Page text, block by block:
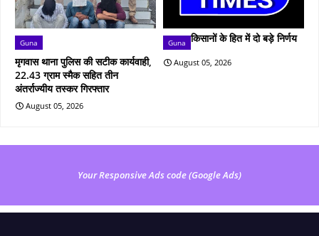
Guna
मृगवास थाना पुलिस की सटीक कार्यवाही,
22.43 ग्राम स्मैक सहित तीन
अंतर्राज्यीय तस्कर गिरफ्तार
August 05, 2026
Guna किसानों के हित में दो बड़े निर्णय
August 05, 2026
Your Responsive Ads code (Google Ads)